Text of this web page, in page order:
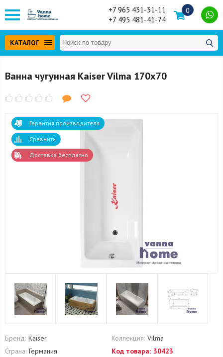
+7 965 431-31-11
+7 495 481-41-74
0
КАТАЛОГ
Ванна чугунная Kaiser Vilma 170x70
Гарантия производителя
Сравнить
Доставка бесплатно
Бренд: Kaiser Коллекция: Vilma
Страна: Германия Код товара: 30423